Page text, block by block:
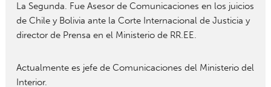
La Segunda. Fue Asesor de Comunicaciones en los juicios
de Chile y Bolivia ante la Corte Internacional de Justicia y
director de Prensa en el Ministerio de RR.EE.
Actualmente es jefe de Comunicaciones del Ministerio del
Interior.